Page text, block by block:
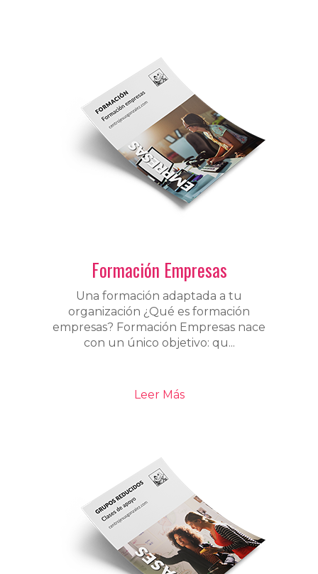
Formación Empresas
Una formación adaptada a tu
organización ¿Qué es formación
empresas? Formación Empresas nace
con un único objetivo: qu...
Leer Más